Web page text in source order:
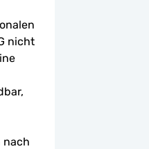
nicht
nach